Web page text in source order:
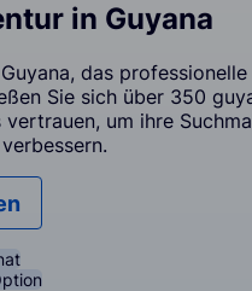
in Guyana
das
Sie sich über 350
um ihre